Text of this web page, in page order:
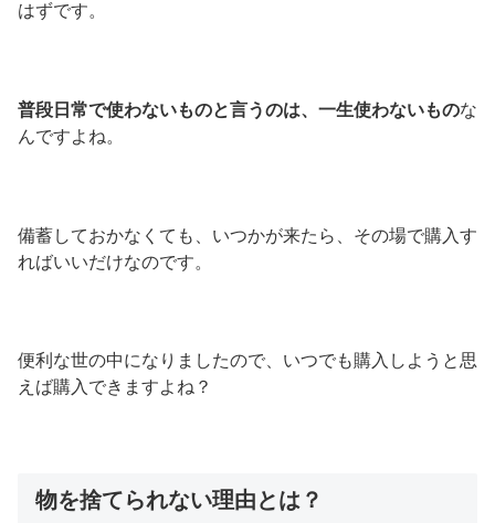
はずです。
普段日常で使わないものと言うのは、一生使わないものな
んですよね。
備蓄しておかなくても、いつかが来たら、その場で購入す
ればいいだけなのです。
便利な世の中になりましたので、いつでも購入しようと思
えば購入できますよね？
物を捨てられない理由とは？